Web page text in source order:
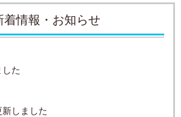
着情報・お知らせ
た
しました